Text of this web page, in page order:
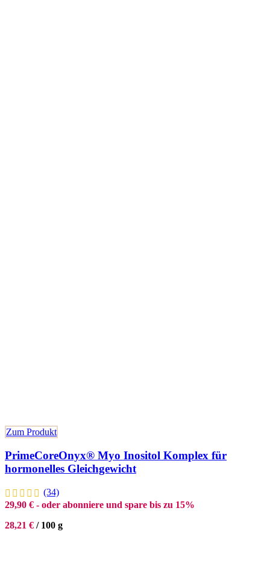
Zum Produkt
PrimeCoreOnyx® Myo Inositol Komplex für
hormonelles Gleichgewicht
(34)
29,90 € - oder abonniere und spare bis zu 15%
28,21 € / 100 g